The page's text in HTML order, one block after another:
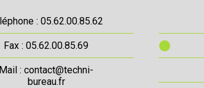
: 05.62.00.85.62
Fax : 05.62.00.85.69
Mail : contact@techni-
bureau.fr